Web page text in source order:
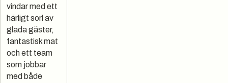
vindar med ett
härligt sorl av
glada gäster,
fantastisk mat
och ett team
som jobbar
med både